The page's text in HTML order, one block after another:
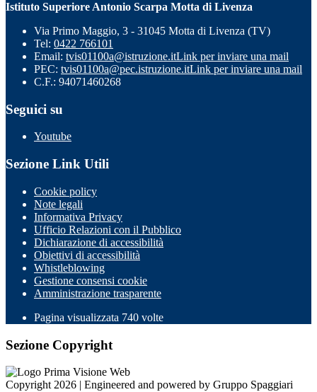
Istituto Superiore Antonio Scarpa Motta di Livenza
Via Primo Maggio, 3 - 31045 Motta di Livenza (TV)
Tel: 0422 766101
Email: tvis01100a@istruzione.itLink per inviare una mail
PEC: tvis01100a@pec.istruzione.itLink per inviare una mail
C.F.: 94071460268
Seguici su
Youtube
Sezione Link Utili
Cookie policy
Note legali
Informativa Privacy
Ufficio Relazioni con il Pubblico
Dichiarazione di accessibilità
Obiettivi di accessibilità
Whistleblowing
Gestione consensi cookie
Amministrazione trasparente
Pagina visualizzata 740 volte
Sezione Copyright
Copyright 2026 | Engineered and powered by Gruppo Spaggiari